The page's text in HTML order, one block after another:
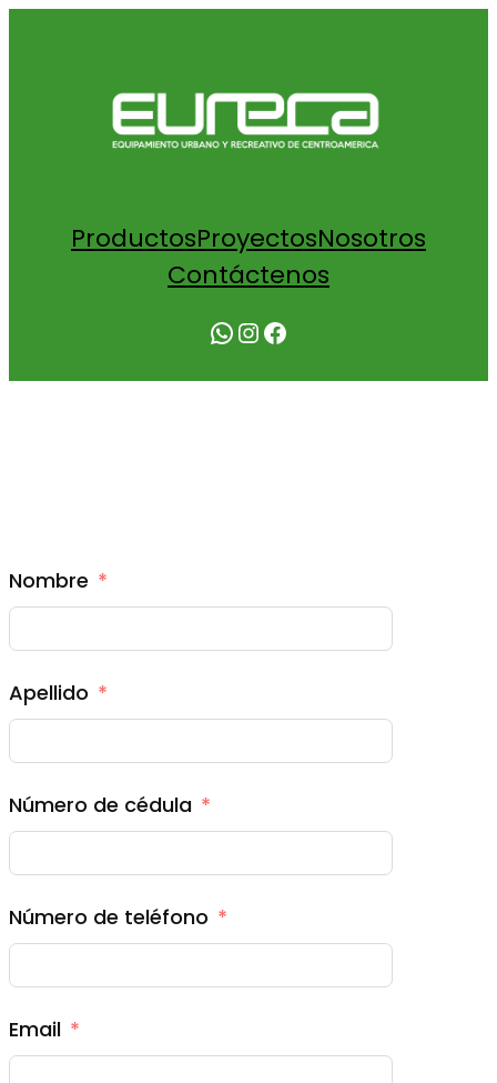
ProductosProyectosNosotros
Contáctenos
WhatsApp Instagram Facebook
Nombre
Apellido
Número de cédula
Número de teléfono
Email